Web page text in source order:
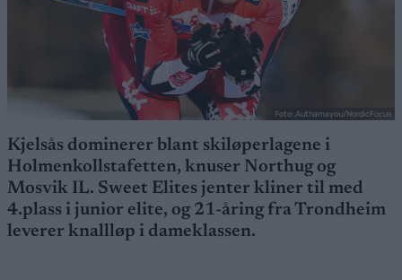
Foto: Authamayou/NordicFocus
Kjelsås dominerer blant skiløperlagene i
Holmenkollstafetten, knuser Northug og
Mosvik IL. Sweet Elites jenter kliner til med
4.plass i junior elite, og 21-åring fra Trondheim
leverer knallløp i dameklassen.